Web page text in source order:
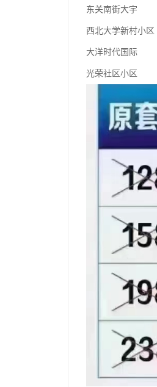
东关南街大宇
西北大学新村小区
大洋时代国际
光荣社区小区